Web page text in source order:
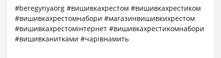
#beregynyaorg #вишивкахрестом #вишивкахрестиком
#вишивкахрестомнабори #магазинвишивкихрестом
#вишивкахрестомінтернет #вишивкахрестикомнабори
#вишивканитками #чарівнамить